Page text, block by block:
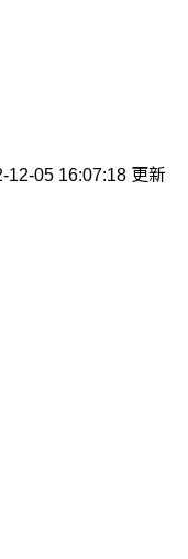
12-05 16:07:18 更新